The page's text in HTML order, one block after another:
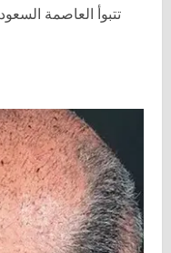
تتبوأ العاصمة